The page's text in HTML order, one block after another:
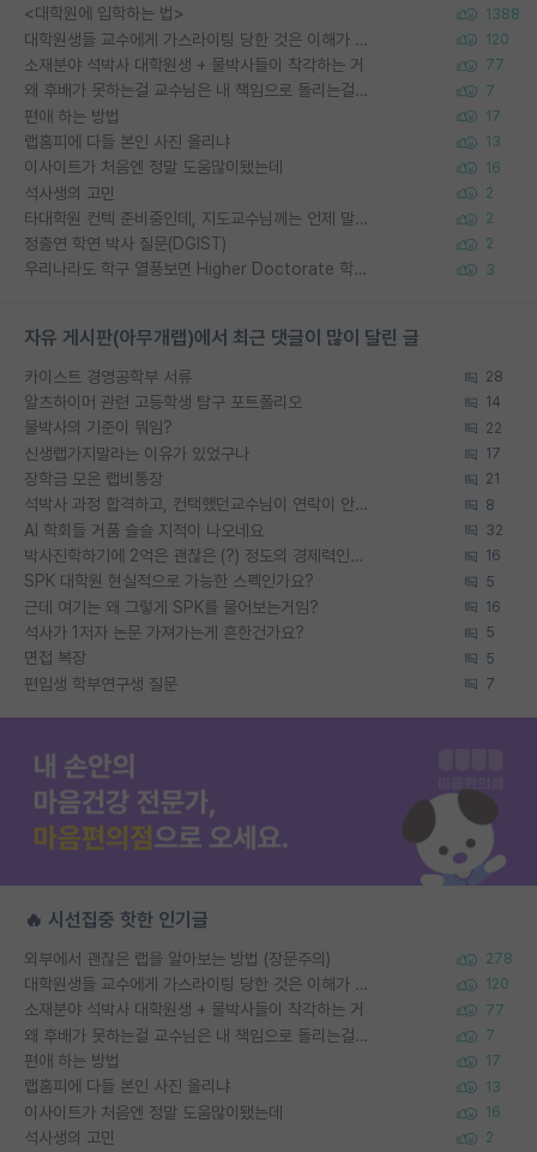
<대학원에 입학하는 법> 1388
대학원생들 교수에게 가스라이팅 당한 것은 이해가 갑니다. 안타깝네요. 120
소재분야 석박사 대학원생 + 물박사들이 착각하는 거 77
왜 후배가 못하는걸 교수님은 내 책임으로 돌리는걸까요? 7
편애 하는 방법 17
랩홈피에 다들 본인 사진 올리냐 13
이사이트가 처음엔 정말 도움많이됐는데 16
석사생의 고민 2
타대학원 컨텍 준비중인데, 지도교수님께는 언제 말씀드려야 할까요? 2
정출연 학연 박사 질문(DGIST) 2
우리나라도 학구 열풍보면 Higher Doctorate 학위가 필요하다고 봅니다. 3
자유 게시판(아무개랩)에서 최근 댓글이 많이 달린 글
카이스트 경영공학부 서류 28
알츠하이머 관련 고등학생 탐구 포트폴리오 14
물박사의 기준이 뭐임? 22
신생랩가지말라는 이유가 있었구나 17
장학금 모은 랩비통장 21
석박사 과정 합격하고, 컨택했던교수님이 연락이 안됩니다... 8
AI 학회들 거품 슬슬 지적이 나오네요 32
박사진학하기에 2억은 괜찮은 (?) 정도의 경제력인가요 16
SPK 대학원 현실적으로 가능한 스펙인가요? 5
근데 여기는 왜 그렇게 SPK를 물어보는거임? 16
석사가 1저자 논문 가져가는게 흔한건가요? 5
면접 복장 5
편입생 학부연구생 질문 7
🔥 시선집중 핫한 인기글
외부에서 괜찮은 랩을 알아보는 방법 (장문주의) 278
대학원생들 교수에게 가스라이팅 당한 것은 이해가 갑니다. 안타깝네요. 120
소재분야 석박사 대학원생 + 물박사들이 착각하는 거 77
왜 후배가 못하는걸 교수님은 내 책임으로 돌리는걸까요? 7
편애 하는 방법 17
랩홈피에 다들 본인 사진 올리냐 13
이사이트가 처음엔 정말 도움많이됐는데 16
석사생의 고민 2